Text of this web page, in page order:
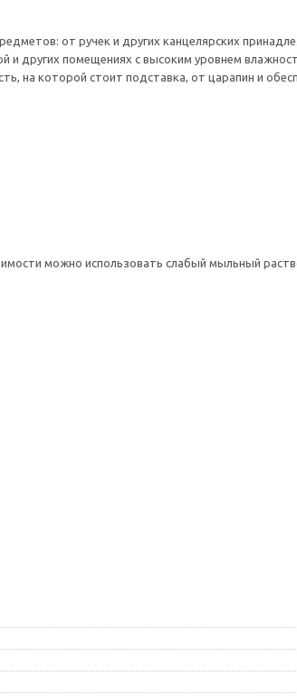
от ручек и других канцелярских
других помещениях с высоким уровнем
на которой стоит подставка, от царапин и
можно использовать слабый мыльный